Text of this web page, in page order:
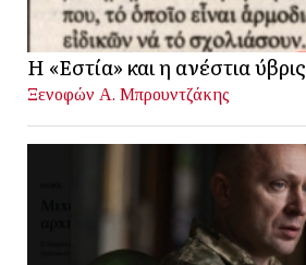
Η «Εστία» και η ανέστια ύβρις
Ξενοφών Α. Μπρουντζάκης